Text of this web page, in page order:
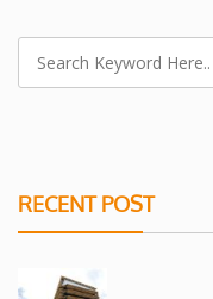
RECENT POST